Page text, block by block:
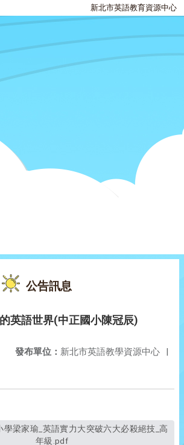
新北市英語教育資源中心
公告訊息
英語世界(中正國小陳冠辰)
發布單位： 新北市英語教學資源中心 |
年級.pdf